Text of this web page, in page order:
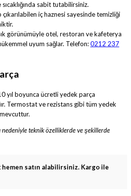
sabit tutabilirsiniz.
çıkarılabilen iç haznesi sayesinde temizliği
görünümüyle otel, restoran ve kafeterya
uyum sağlar. Telefon:0212 237
yıl boyunca ücretli yedek parça
Termostat ve rezistans gibi tüm yedek
teknik özelliklerde ve şekillerde
satın alabilirsiniz. Kargo ile